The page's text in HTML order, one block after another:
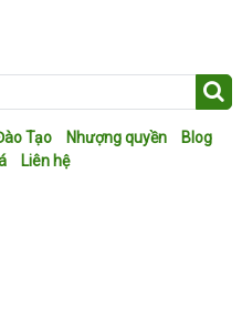
Tạo Nhượng quyền
Blog
Liên hệ